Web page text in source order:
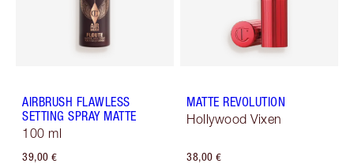
AIRBRUSH FLAWLESS
SETTING SPRAY MATTE
100 ml
39,00 €
MATTE REVOLUTION
Hollywood Vixen
38,00 €